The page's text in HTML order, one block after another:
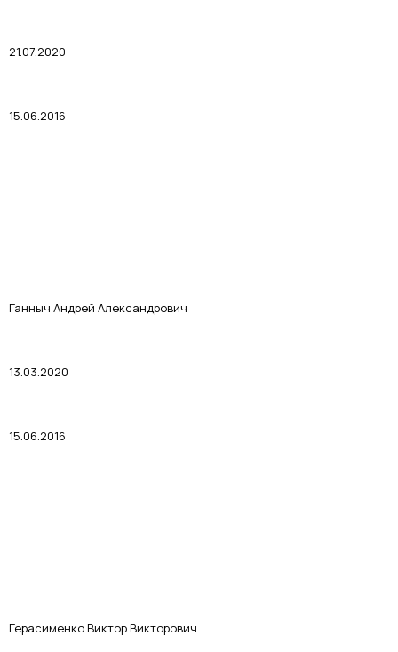
21.07.2020
15.06.2016
Ганныч Андрей Александрович
13.03.2020
15.06.2016
Герасименко Виктор Викторович